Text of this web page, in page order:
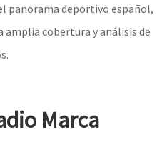
panorama deportivo español,
amplia cobertura y análisis de
Marca